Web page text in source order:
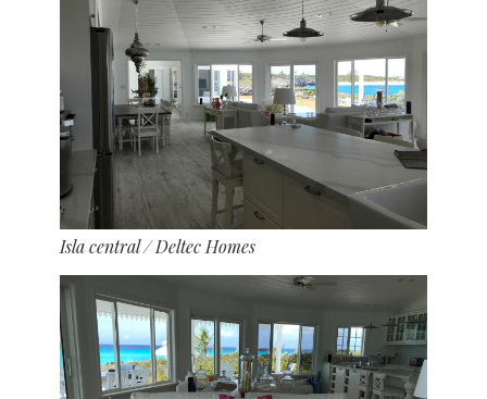
Isla central/ Deltec Homes